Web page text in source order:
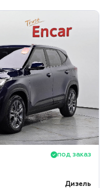
под заказ
Дизель